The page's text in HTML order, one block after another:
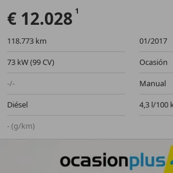
€ 12.028
118.773 km
01/2017
73 kW (99 CV)
Ocasión
-/-
Manual
Diésel
4,3 l/100
- (g/km)